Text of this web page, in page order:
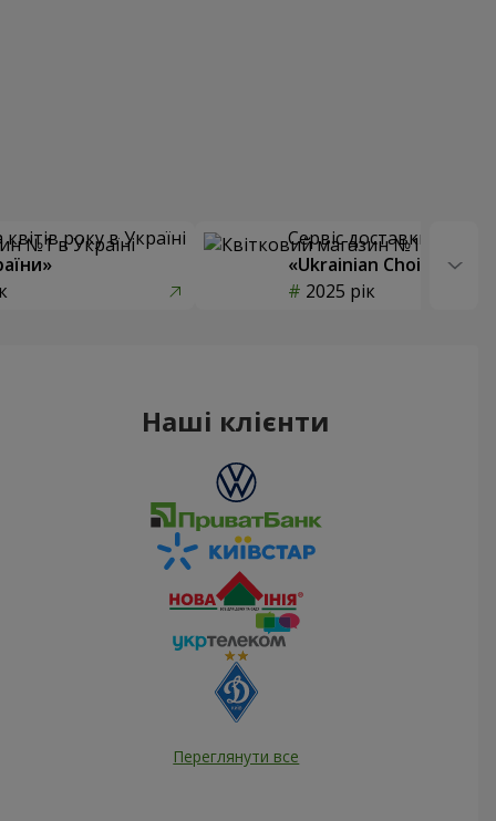
року в Україні
Сервіс доставки квітів
«Ukrainian Choice»
2025 рік
Наші клієнти
Переглянути все